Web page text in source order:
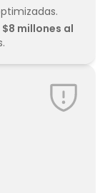
$8 millones al